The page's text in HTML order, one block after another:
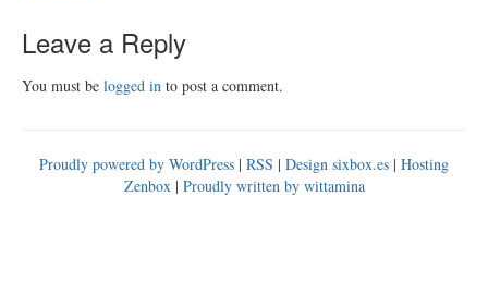
Leave a Reply
You must be logged in to post a comment.
Proudly powered by WordPress | RSS | Design sixbox.es | Hosting
Zenbox| Proudly written by wittamina